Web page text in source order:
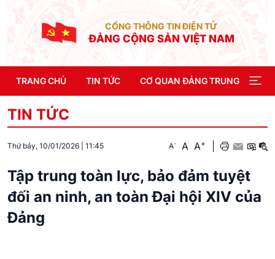
CỔNG THÔNG TIN ĐIỆN TỬ
ĐẢNG CỘNG SẢN VIỆT NAM
TRANG CHỦ TIN TỨC CƠ QUAN ĐẢNG TRUNG ƯƠNG
TIN TỨC
Thứ bảy, 10/01/2026 11:45 A- A A+
Tập trung toàn lực, bảo đảm tuyệt
đối an ninh, an toàn Đại hội XIV của
Đảng